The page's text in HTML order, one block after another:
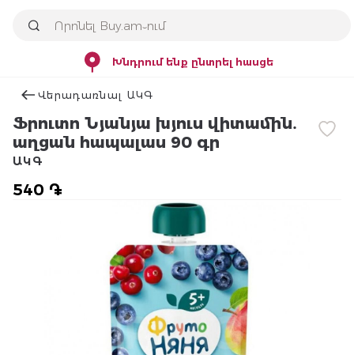
Խնդրում ենք ընտրել հասցե
Վերադառնալ ԱԿԳ
Ֆրուտո Նյանյա խյուս վիտամին․
աղցան հապալաս 90 գր
540 ֏
ԱԿԳ